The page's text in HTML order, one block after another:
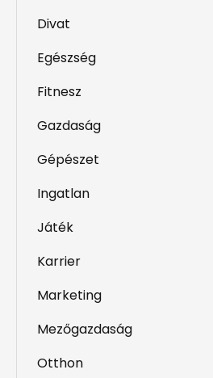
Divat
Egészség
Fitnesz
Gazdaság
Gépészet
Ingatlan
Játék
Karrier
Marketing
Mezőgazdaság
Otthon